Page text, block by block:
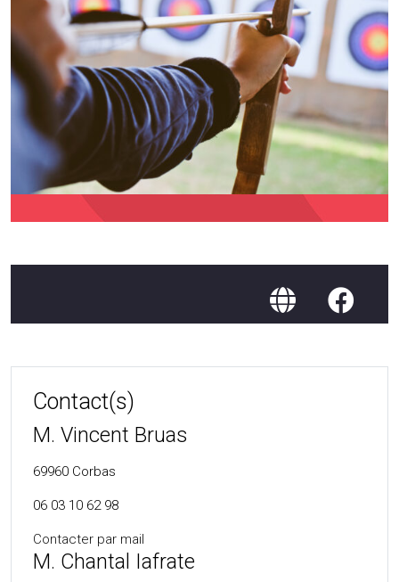
Contact(s)
M. Vincent Bruas
69960 Corbas
06 03 10 62 98
Contacter par mail
M. Chantal Iafrate